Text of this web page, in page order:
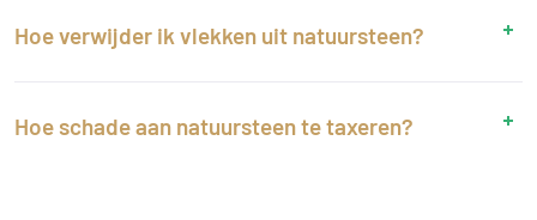
Hoe verwijder ik vlekken uit natuursteen?
Hoe schade aan natuursteen te taxeren?